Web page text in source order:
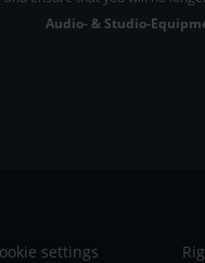
Audio- & Studio-
settings